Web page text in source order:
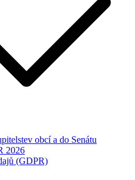
obcí a do Senátu
2026
(GDPR)